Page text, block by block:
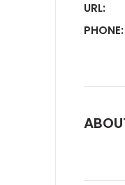
URL:
PHONE: